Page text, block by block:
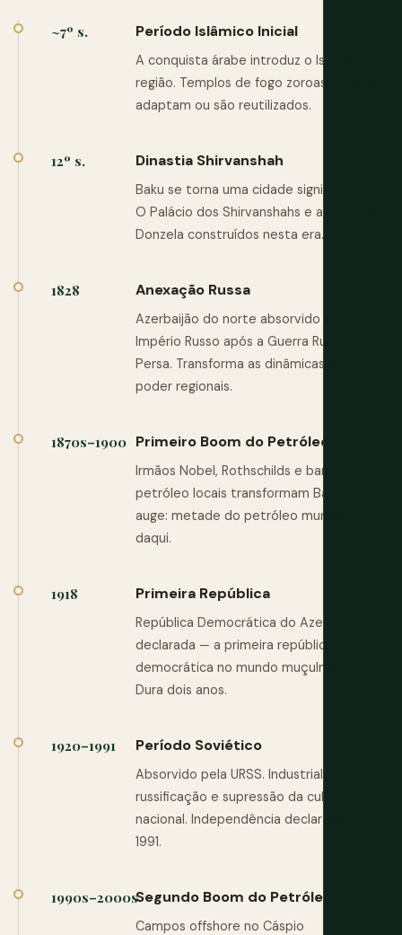
~7º s. Período Islâmico Inicial
A conquista árabe introduz o Islã na
região. Templos de fogo zoroastristas se
adaptam ou são reutilizados.
12º s. Dinastia Shirvanshah
Baku se torna uma cidade significativa.
O Palácio dos Shirvanshahs e a Torre da
Donzela construídos nesta era.
1828 Anexação Russa
Azerbaijão do norte absorvido pelo
Império Russo após a Guerra Russo-
Persa. Transforma as dinâmicas de
poder regionais.
1870s–1900 Primeiro Boom do Petróleo
Irmãos Nobel, Rothschilds e barões do
petróleo locais transformam Baku. No
auge: metade do petróleo mundial vem
daqui.
1918 Primeira República
República Democrática do Azerbaijão
declarada — a primeira república
democrática no mundo muçulmano.
Dura dois anos.
1920–1991 Período Soviético
Absorvido pela URSS. Industrialização,
russificação e supressão da cultura
nacional. Independência declarada em
1991.
1990s–2000sSegundo Boom do Petróleo
Campos offshore no Cáspio